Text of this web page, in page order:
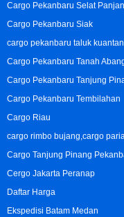
Cargo Pekanbaru Selat
Cargo Pekanbaru Siak
cargo pekanbaru taluk kuantan
Cargo Pekanbaru Tanah
Cargo Pekanbaru Tanjung
Cargo Pekanbaru Tembilahan
Cargo Riau
cargo rimbo bujang,cargo
Cargo Tanjung Pinang
Cergo Jakarta Peranap
Daftar Harga
Ekspedisi Batam Medan